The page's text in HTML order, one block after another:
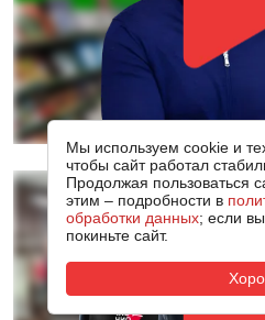
Мы используем cookie и
чтобы сайт работал
Продолжая пользоваться
этим – подробности в
обработки данных; если
покиньте сайт.